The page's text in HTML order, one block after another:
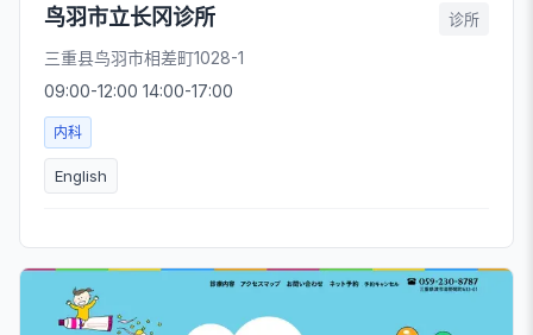
鸟羽市立长冈诊所 诊所
三重县鸟羽市相差町1028-1
09:00-12:00 14:00-17:00
内科
English